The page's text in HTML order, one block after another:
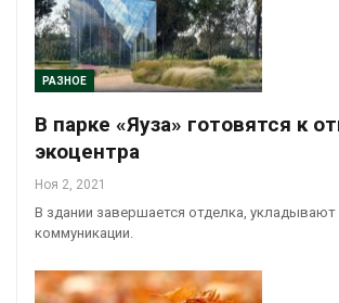
РАЗНОЕ
В парке «Яуза» готовятся к
экоцентра
Ноя 2, 2021
В здании завершается отделка,
коммуникации.